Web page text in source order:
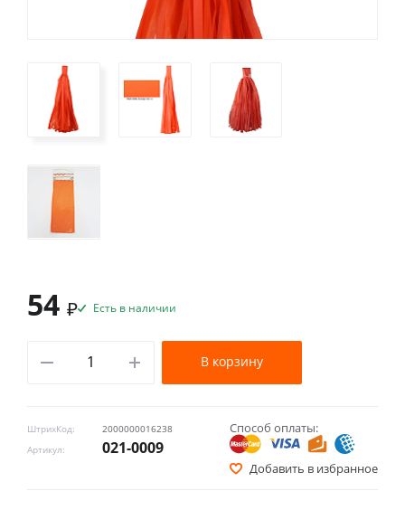
ШтрихКод:
2000000016238
Артикул:
021-0009
Способ оплаты:
Добавить в избранное
54 ₽ Есть в наличии
В корзину